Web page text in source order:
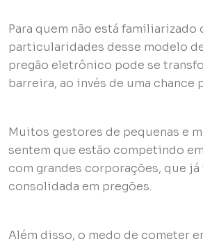
Para quem não está familiarizado
particularidades desse modelo
pregão eletrônico pode se
barreira, ao invés de uma chance
Muitos gestores de pequenas e
sentem que estão competindo
com grandes corporações, que
consolidada em pregões.
Além disso, o medo de cometer